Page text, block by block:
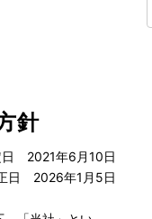
針
日 2021年6月10日
日 2026年1月5日